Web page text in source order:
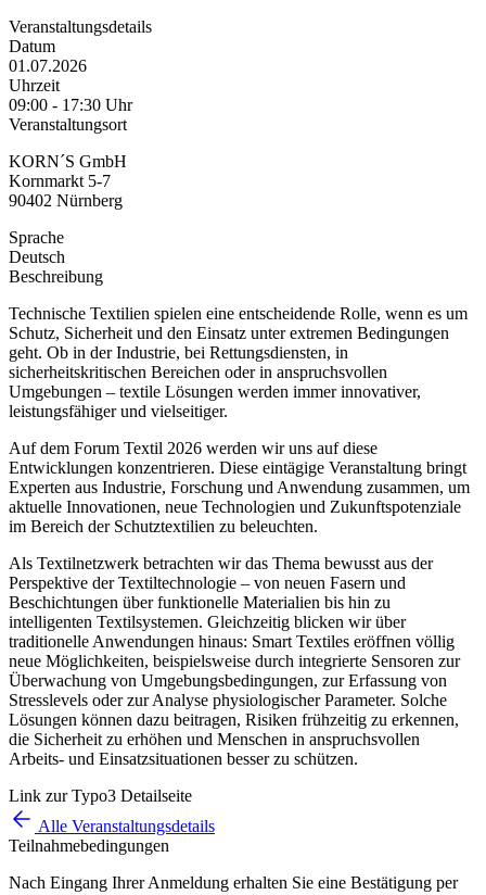
Veranstaltungsdetails
Datum
01.07.2026
Uhrzeit
09:00 - 17:30 Uhr
Veranstaltungsort
KORN´S GmbH
Kornmarkt 5-7
90402 Nürnberg
Sprache
Deutsch
Beschreibung
Technische Textilien spielen eine entscheidende Rolle, wenn es um
Schutz, Sicherheit und den Einsatz unter extremen Bedingungen
geht. Ob in der Industrie, bei Rettungsdiensten, in
sicherheitskritischen Bereichen oder in anspruchsvollen
Umgebungen – textile Lösungen werden immer innovativer,
leistungsfähiger und vielseitiger.
Auf dem Forum Textil 2026 werden wir uns auf diese
Entwicklungen konzentrieren. Diese eintägige Veranstaltung bringt
Experten aus Industrie, Forschung und Anwendung zusammen, um
aktuelle Innovationen, neue Technologien und Zukunftspotenziale
im Bereich der Schutztextilien zu beleuchten.
Als Textilnetzwerk betrachten wir das Thema bewusst aus der
Perspektive der Textiltechnologie – von neuen Fasern und
Beschichtungen über funktionelle Materialien bis hin zu
intelligenten Textilsystemen. Gleichzeitig blicken wir über
traditionelle Anwendungen hinaus: Smart Textiles eröffnen völlig
neue Möglichkeiten, beispielsweise durch integrierte Sensoren zur
Überwachung von Umgebungsbedingungen, zur Erfassung von
Stresslevels oder zur Analyse physiologischer Parameter. Solche
Lösungen können dazu beitragen, Risiken frühzeitig zu erkennen,
die Sicherheit zu erhöhen und Menschen in anspruchsvollen
Arbeits- und Einsatzsituationen besser zu schützen.
Link zur Typo3 Detailseite
Alle Veranstaltungsdetails
Teilnahmebedingungen
Nach Eingang Ihrer Anmeldung erhalten Sie eine Bestätigung per